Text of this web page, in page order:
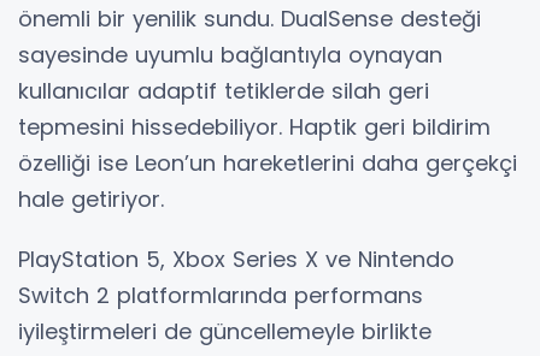
önemli bir yenilik sundu. DualSense desteği
sayesinde uyumlu bağlantıyla oynayan
kullanıcılar adaptif tetiklerde silah geri
tepmesini hissedebiliyor. Haptik geri bildirim
özelliği ise Leon’un hareketlerini daha gerçekçi
hale getiriyor.
PlayStation 5, Xbox Series X ve Nintendo
Switch 2 platformlarında performans
iyileştirmeleri de güncellemeyle birlikte